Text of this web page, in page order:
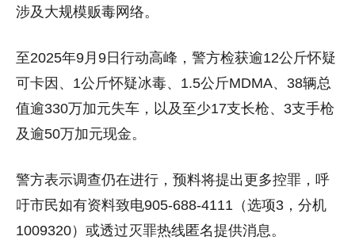
涉及大规模贩毒网络。
至2025年9月9日行动高峰，警方检获逾12公斤怀疑
可卡因、1公斤怀疑冰毒、1.5公斤MDMA、38辆总
值逾330万加元失车，以及至少17支长枪、3支手枪
及逾50万加元现金。
警方表示调查仍在进行，预料将提出更多控罪，呼
吁市民如有资料致电905-688-4111（选项3，分机
1009320）或透过灭罪热线匿名提供消息。